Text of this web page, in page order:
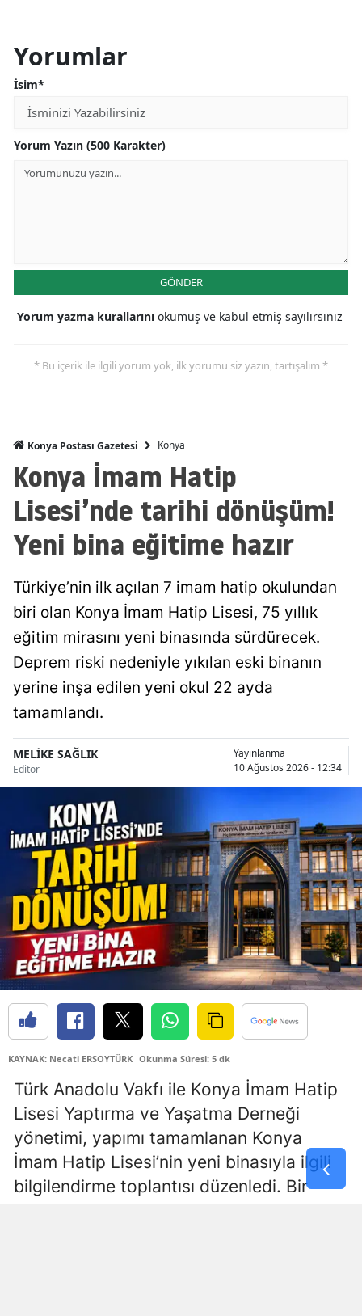
İzmir
Kocaeli
Konya
Kütahya
Malatya
Kahramanmaraş
Muğla
Nevşehir
Niğde
Ordu
Rize
Sakarya
Samsun
Siirt
Sivas
Tekirdağ
Tokat
Trabzon
Yorumlar
İsim*
Yorum Yazın (500 Karakter)
GÖNDER
Yorum yazma kurallarını okumuş ve kabul etmiş sayılırsınız
* Bu içerik ile ilgili yorum yok, ilk yorumu siz yazın, tartışalım *
Konya Postası Gazetesi Konya
Konya İmam Hatip
Lisesi’nde tarihi dönüşüm!
Yeni bina eğitime hazır
Türkiye’nin ilk açılan 7 imam hatip okulundan
biri olan Konya İmam Hatip Lisesi, 75 yıllık
eğitim mirasını yeni binasında sürdürecek.
Deprem riski nedeniyle yıkılan eski binanın
yerine inşa edilen yeni okul 22 ayda
tamamlandı.
MELİKE SAĞLIK
Editör
Yayınlanma
10 Ağustos 2026 - 12:34
KAYNAK: Necati ERSOYTÜRK Okunma Süresi: 5 dk
Türk Anadolu Vakfı ile Konya İmam Hatip
Lisesi Yaptırma ve Yaşatma Derneği
yönetimi, yapımı tamamlanan Konya
İmam Hatip Lisesi’nin yeni binasıyla ilgili
bilgilendirme toplantısı düzenledi. Bir